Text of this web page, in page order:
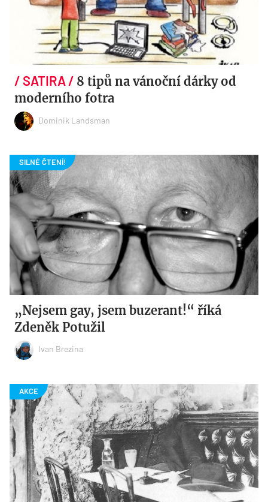
8 tipů na vánoční dárky od
moderního fotra
Dominik Landsman
„Nejsem gay, jsem buzerant!“ říká
Zdeněk Potužil
Ivan Brezina